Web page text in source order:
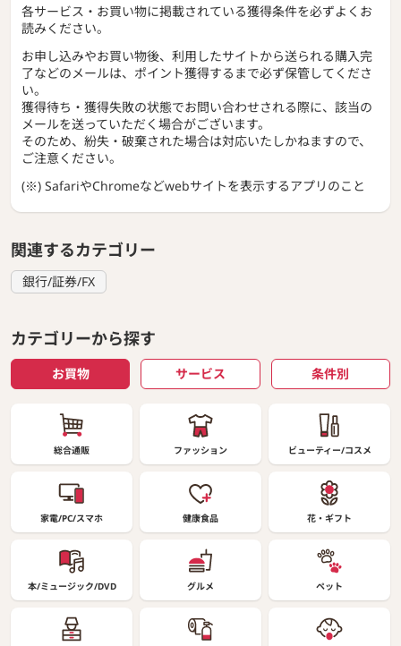
各サービス・お買い物に掲載されている獲得条件を必ずよくお
読みください。
お申し込みやお買い物後、利用したサイトから送られる購入完
了などのメールは、ポイント獲得するまで必ず保管してくださ
い。
獲得待ち・獲得失敗の状態でお問い合わせされる際に、該当の
メールを送っていただく場合がございます。
そのため、紛失・破棄された場合は対応いたしかねますので、
ご注意ください。
(※) SafariやChromeなどwebサイトを表示するアプリのこと
関連するカテゴリー
銀行/証券/FX
カテゴリーから探す
お買物 サービス 条件別
総合通販 ファッション ビューティー/コスメ
家電/PC/スマホ 健康食品 花・ギフト
本/ミュージック/DVD グルメ ペット